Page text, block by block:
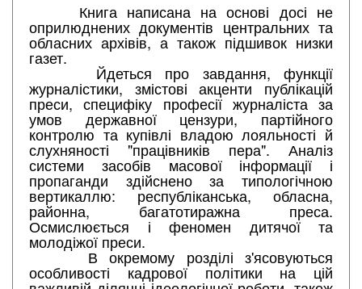
Книга написана на основі досі не
оприлюднених документів центральних та
обласних архівів, а також підшивок низки
газет.
Йдеться про завдання, функції
журналістики, змістові акценти публікацій
преси, специфіку професії журналіста за
умов державної цензури, партійного
контролю та купівлі владою лояльності й
слухняності "працівників пера". Аналіз
системи засобів масової інформації і
пропаганди здійснено за типологічною
вертикаллю: республіканська, обласна,
районна, багатотиражна преса.
Осмислюється і феномен дитячої та
молодіжої преси.
В окремому розділі з'ясовуються
особливості кадрової політики на цій